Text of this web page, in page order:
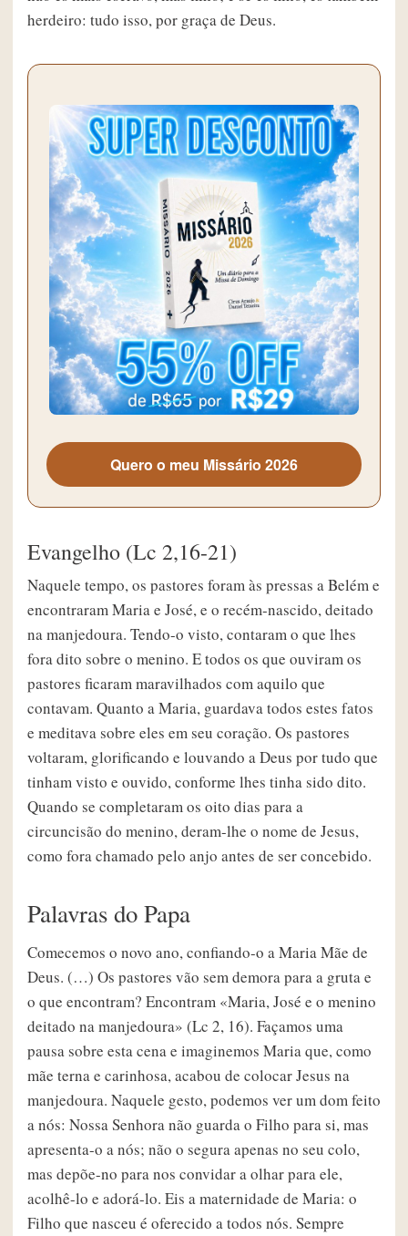
herdeiro: tudo isso, por graça de Deus.
Quero o meu Missário 2026
Evangelho (Lc 2,16-21)
Naquele tempo, os pastores foram às pressas a Belém e
encontraram Maria e José, e o recém-nascido, deitado
na manjedoura. Tendo-o visto, contaram o que lhes
fora dito sobre o menino. E todos os que ouviram os
pastores ficaram maravilhados com aquilo que
contavam. Quanto a Maria, guardava todos estes fatos
e meditava sobre eles em seu coração. Os pastores
voltaram, glorificando e louvando a Deus por tudo que
tinham visto e ouvido, conforme lhes tinha sido dito.
Quando se completaram os oito dias para a
circuncisão do menino, deram-lhe o nome de Jesus,
como fora chamado pelo anjo antes de ser concebido.
Palavras do Papa
Comecemos o novo ano, confiando-o a Maria Mãe de
Deus. (…) Os pastores vão sem demora para a gruta e
o que encontram? Encontram «Maria, José e o menino
deitado na manjedoura» (Lc 2, 16). Façamos uma
pausa sobre esta cena e imaginemos Maria que, como
mãe terna e carinhosa, acabou de colocar Jesus na
manjedoura. Naquele gesto, podemos ver um dom feito
a nós: Nossa Senhora não guarda o Filho para si, mas
apresenta-o a nós; não o segura apenas no seu colo,
mas depõe-no para nos convidar a olhar para ele,
acolhê-lo e adorá-lo. Eis a maternidade de Maria: o
Filho que nasceu é oferecido a todos nós. Sempre